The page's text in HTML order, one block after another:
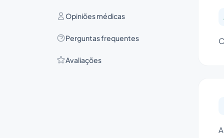
Opiniões médicas
Perguntas frequentes
Avaliações